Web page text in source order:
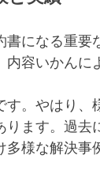
になる重
容いかんに
す。やはり
ます。過
様な解決事